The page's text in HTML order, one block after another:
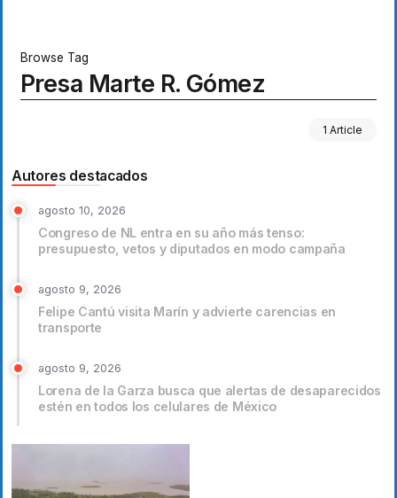
Browse Tag
Presa Marte R. Gómez
1 Article
Autores destacados
agosto 10, 2026
Congreso de NL entra en su año más tenso:
presupuesto, vetos y diputados en modo campaña
agosto 9, 2026
Felipe Cantú visita Marín y advierte carencias en
transporte
agosto 9, 2026
Lorena de la Garza busca que alertas de desaparecidos
estén en todos los celulares de México